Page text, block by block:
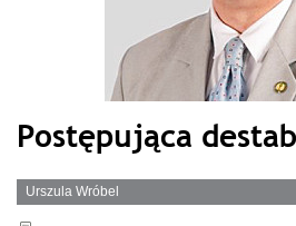
Postępująca
Urszula Wróbel